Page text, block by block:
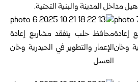
مداخل المدينة والبنية التحتية.